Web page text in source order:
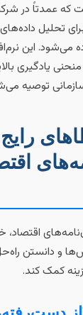
در
داده‌های در
این نرم‌افزار
بالایی
توصیه می‌شود.
رایج در
اقتصاد، خالی
راه‌حل‌ها،
کند.